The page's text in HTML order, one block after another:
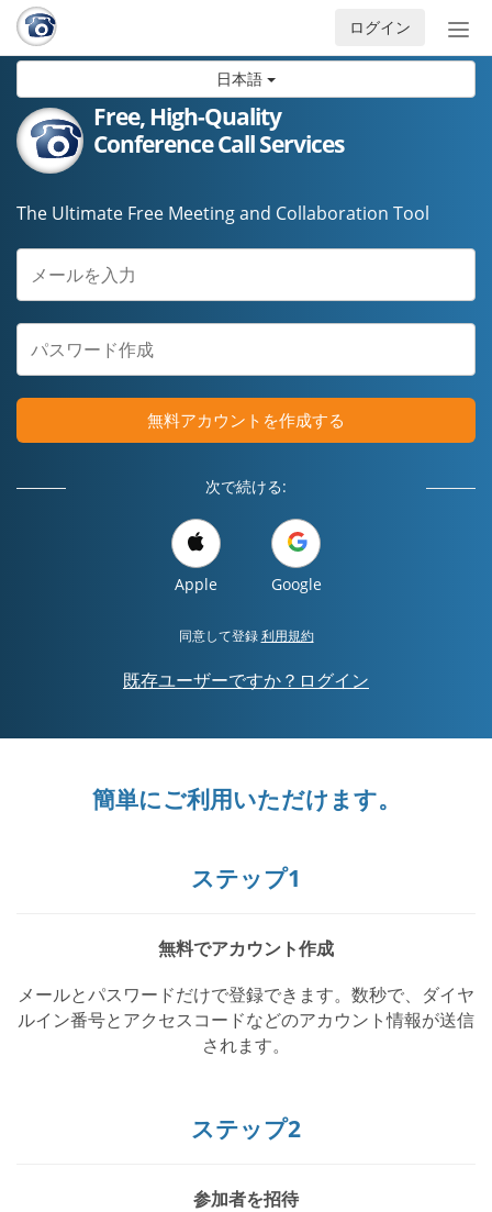
日本語
ナ
ビ
ログイン
Free, High-Quality
Conference Call Services
The Ultimate Free Meeting and Collaboration Tool
無料アカウントを作成する
次で続ける:
Apple Google
同意して登録利用規約
既存ユーザーですか？ログイン
簡単にご利用いただけます。
ステップ1
無料でアカウント作成
メールとパスワードだけで登録できます。数秒で、ダイヤ
ルイン番号とアクセスコードなどのアカウント情報が送信
されます。
ステップ2
参加者を招待